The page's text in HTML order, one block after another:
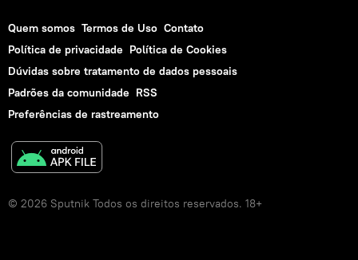
Quem somos Termos de Uso Contato
Política de privacidade Política de Cookies
Dúvidas sobre tratamento de dados pessoais
Padrões da comunidade RSS
Preferências de rastreamento
© 2026 Sputnik Todos os direitos reservados. 18+